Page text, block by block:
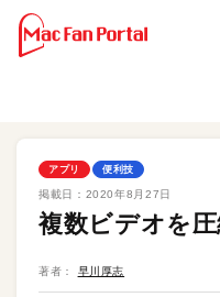
アプリ 便利技
掲載日： 2020年8月27日
複数ビデオを
著者： 早川厚志